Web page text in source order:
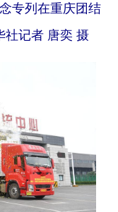
专列在重庆团结
社记者 唐奕 摄